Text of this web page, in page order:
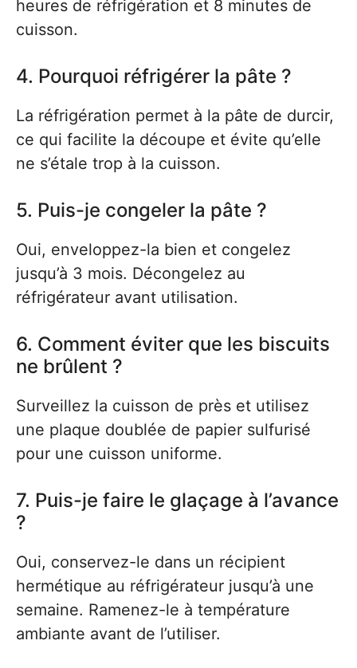
heures de réfrigération et 8 minutes de
cuisson.
4. Pourquoi réfrigérer la pâte ?
La réfrigération permet à la pâte de durcir,
ce qui facilite la découpe et évite qu’elle
ne s’étale trop à la cuisson.
5. Puis-je congeler la pâte ?
Oui, enveloppez-la bien et congelez
jusqu’à 3 mois. Décongelez au
réfrigérateur avant utilisation.
6. Comment éviter que les biscuits
ne brûlent ?
Surveillez la cuisson de près et utilisez
une plaque doublée de papier sulfurisé
pour une cuisson uniforme.
7. Puis-je faire le glaçage à l’avance
?
Oui, conservez-le dans un récipient
hermétique au réfrigérateur jusqu’à une
semaine. Ramenez-le à température
ambiante avant de l’utiliser.